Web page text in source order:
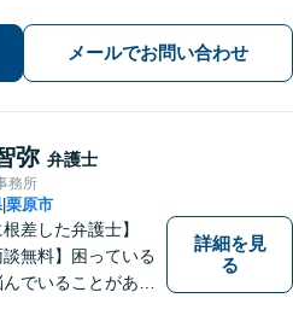
メールでお問い合わせ
弥 弁護士
務所
|栗原市
根差した弁護士】
談無料】困っている
でいることがあっ
詳細を見
る